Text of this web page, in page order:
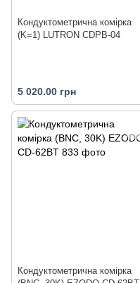
Кондуктометрична комірка
(K=1) LUTRON CDPB-04
5 020.00 грн
Кондуктометрична комірка